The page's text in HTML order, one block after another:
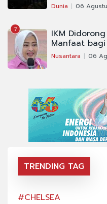
Dunia 06
7 IKM
Manfaat
Nusantara 06
TRENDING TAG
#CHELSEA